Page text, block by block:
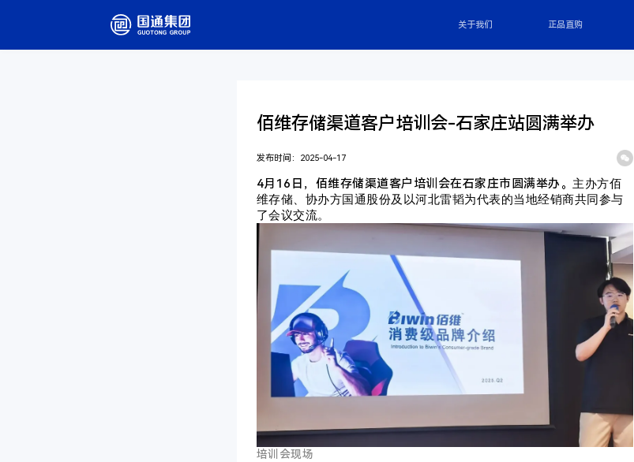
关于我们 正品直购
佰维存储渠道客户培训会-石家庄站圆满举办
发布时间：2025-04-17
4月16日，佰维存储渠道客户培训会在石家庄市圆满举办。 主办方佰
维存储、协办方国通股份及以河北雷韬为代表的当地经销商共同参与
了会议交流。
培训会现场